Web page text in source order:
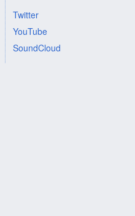
Twitter
YouTube
SoundCloud